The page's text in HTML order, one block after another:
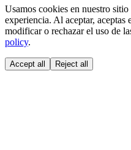
Usamos cookies en nuestro
experiencia. Al aceptar, aceptas
modificar o rechazar el uso de
policy.
Accept all Reject all